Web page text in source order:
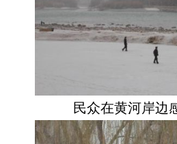
民众在黄河岸